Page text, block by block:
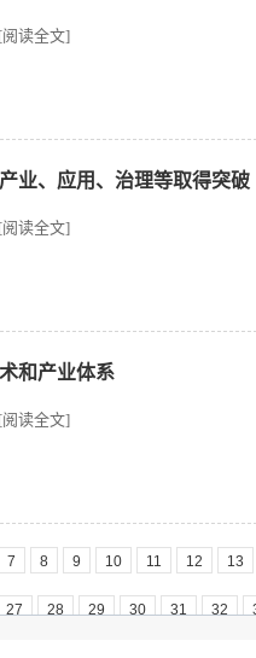
[阅读全文]
业、应用、治理等取得突破
[阅读全文]
和产业体系
[阅读全文]
7 8 9 10 11 12 13
27 28 29 30 31 32